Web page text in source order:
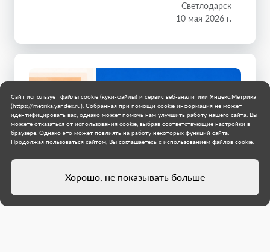
Светлодарск
10 мая 2026 г.
Сайт использует файлы cookie (куки-файлы) и сервис веб-аналитики Яндекс.Метрика
(https://metrika.yandex.ru). Собранная при помощи cookie информация не может
идентифицировать вас, однако может помочь нам улучшить работу нашего сайта. Вы
можете отказаться от использования cookie, выбрав соответствующие настройки в
браузере. Однако это может повлиять на работу некоторых функций сайта.
Продолжая пользоваться сайтом, Вы соглашаетесь с использованием файлов cookie.
Хорошо, не показывать больше